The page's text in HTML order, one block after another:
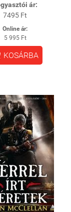
ár:
7495 Ft
Online ár:
5 995 Ft
KOSÁRBA